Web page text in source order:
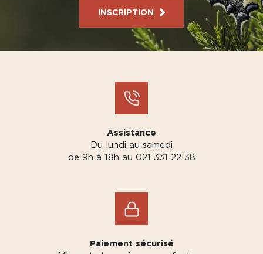
INSCRIPTION
Assistance
Du lundi au samedi
de 9h à 18h au 021 331 22 38
Paiement sécurisé